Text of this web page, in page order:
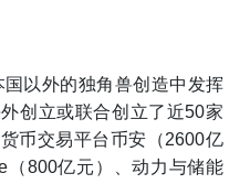
国以外的独角兽创造中发挥
创立或联合创立了近50家
币交易平台币安（2600亿
（800亿元）、动力与储能